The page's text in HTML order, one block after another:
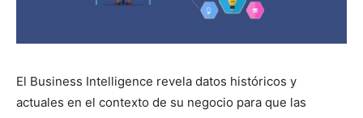
El Business Intelligence revela datos históricos y
actuales en el contexto de su negocio para que las